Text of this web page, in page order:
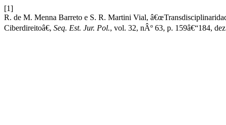
[1]
R. de M. Menna Barreto e S. R. Martini Vial,
Ciberdireitoâ€, Seq. Est. Jur. Pol., vol. 32, nÂº 63, p. 159â€“184,